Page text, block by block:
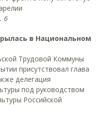
6
в Национальном
Трудовой Коммуны
присутствовал глава
делегация
под руководством
Российской